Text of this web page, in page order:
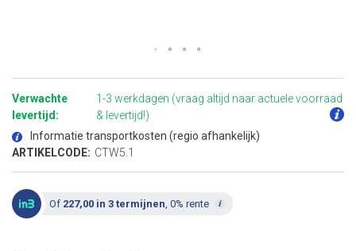
naar
begin
van
de
afbeeldingen-
gallerij
Verwachte
levertijd:
1-3 werkdagen (vraag altijd naar actuele voorraad
& levertijd!)
Informatie transportkosten (regio afhankelijk)
ARTIKELCODE: CTW5.1
Of 227,00 in 3 termijnen, 0% rente